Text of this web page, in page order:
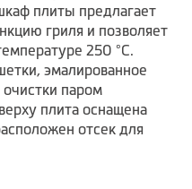
плиты предлагает
гриля и позволяет
250 °С.
эмалированное
паром
плита оснащена
отсек для